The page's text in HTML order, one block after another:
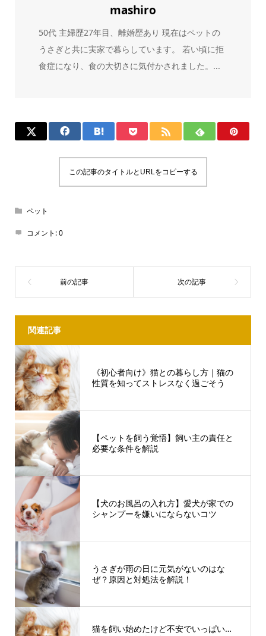
mashiro
50代 主婦歴27年目、離婚歴あり 現在はペットの
うさぎと共に実家で暮らしています。 若い頃に拒
食症になり、食の大切さに気付かされました。...
この記事のタイトルとURLをコピーする
ペット
コメント:0
関連記事
《初心者向け》猫との暮らし方｜猫の
性質を知ってストレスなく過ごそう
【ペットを飼う覚悟】飼い主の責任と
必要な条件を解説
【犬のお風呂の入れ方】愛犬が家での
シャンプーを嫌いにならないコツ
うさぎが雨の日に元気がないのはな
ぜ？原因と対処法を解説！
猫を飼い始めたけど不安でいっぱい…